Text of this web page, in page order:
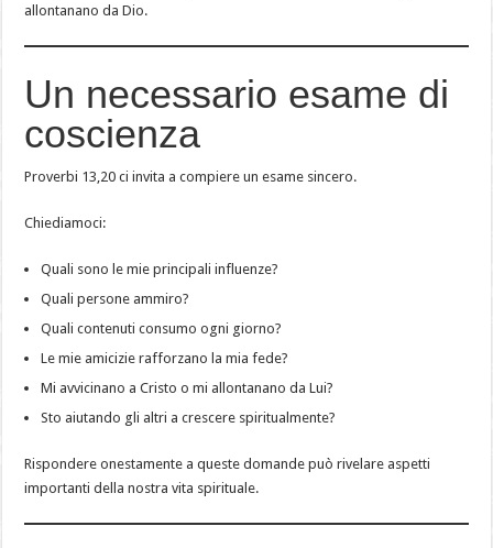
allontanano da Dio.
Un necessario esame di
coscienza
Proverbi 13,20 ci invita a compiere un esame sincero.
Chiediamoci:
Quali sono le mie principali influenze?
Quali persone ammiro?
Quali contenuti consumo ogni giorno?
Le mie amicizie rafforzano la mia fede?
Mi avvicinano a Cristo o mi allontanano da Lui?
Sto aiutando gli altri a crescere spiritualmente?
Rispondere onestamente a queste domande può rivelare aspetti
importanti della nostra vita spirituale.